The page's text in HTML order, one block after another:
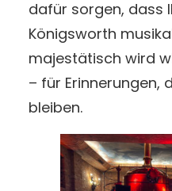
dafür sorgen, dass
Königsworth
majestätisch wird
– für Erinnerungen,
bleiben.